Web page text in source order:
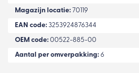
Magazijn locatie: 70119
EAN code: 3253924876344
OEM code: 00522-885-00
Aantal per omverpakking: 6